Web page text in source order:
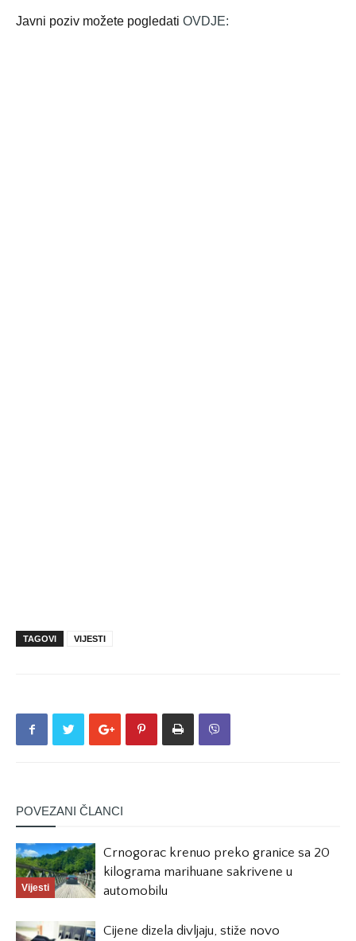
Javni poziv možete pogledati OVDJE:
TAGOVI VIJESTI
POVEZANI ČLANCI
Vijesti
Crnogorac krenuo preko granice sa 20
kilograma marihuane sakrivene u
automobilu
Cijene dizela divljaju, stiže novo